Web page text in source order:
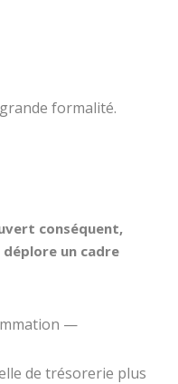
formalité.
conséquent,
un cadre
—
de trésorerie plus